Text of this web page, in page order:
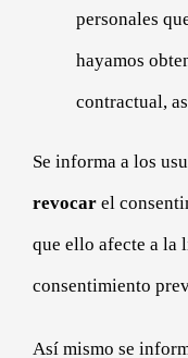
personales
hayamos
contractual,
Se informa a los
revocarel
que ello afecte a la
consentimiento
Así mismo se